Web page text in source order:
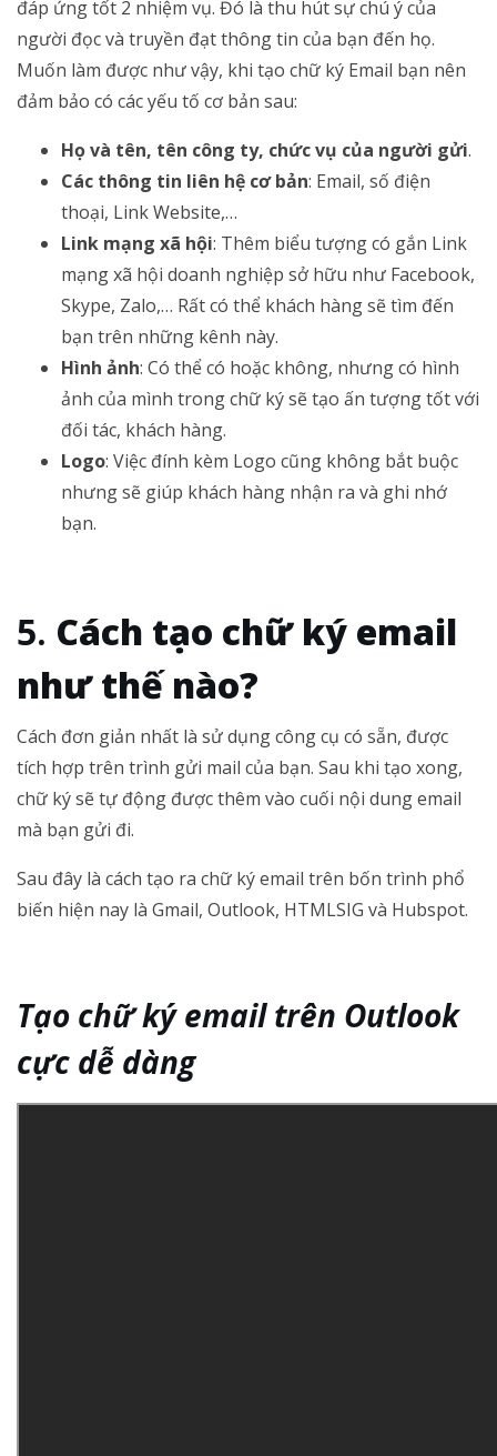
đáp ứng tốt 2 nhiệm vụ. Đó là thu hút sự chú ý của
người đọc và truyền đạt thông tin của bạn đến họ.
Muốn làm được như vậy, khi tạo chữ ký Email bạn nên
đảm bảo có các yếu tố cơ bản sau:
Họ và tên, tên công ty, chức vụ của người gửi.
Các thông tin liên hệ cơ bản: Email, số điện
thoại, Link Website,…
Link mạng xã hội: Thêm biểu tượng có gắn Link
mạng xã hội doanh nghiệp sở hữu như Facebook,
Skype, Zalo,… Rất có thể khách hàng sẽ tìm đến
bạn trên những kênh này.
Hình ảnh: Có thể có hoặc không, nhưng có hình
ảnh của mình trong chữ ký sẽ tạo ấn tượng tốt với
đối tác, khách hàng.
Logo: Việc đính kèm Logo cũng không bắt buộc
nhưng sẽ giúp khách hàng nhận ra và ghi nhớ
bạn.
Cách tạo chữ ký email
như thế nào?
Cách đơn giản nhất là sử dụng công cụ có sẵn, được
tích hợp trên trình gửi mail của bạn. Sau khi tạo xong,
chữ ký sẽ tự động được thêm vào cuối nội dung email
mà bạn gửi đi.
Sau đây là cách tạo ra chữ ký email trên bốn trình phổ
biến hiện nay là Gmail, Outlook, HTMLSIG và Hubspot.
Tạo chữ ký email trên Outlook
cực dễ dàng